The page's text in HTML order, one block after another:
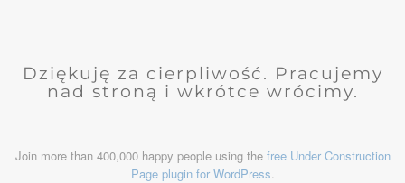
Dziękuję za cierpliwość. Pracujemy
nad stroną i wkrótce wrócimy.
Join more than 400,000 happy people using the free Under Construction
Page plugin for WordPress.